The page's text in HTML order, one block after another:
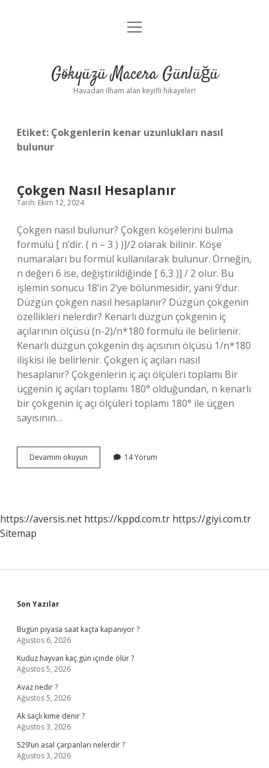
Anasayfa
Yasal Uyarı
menüyü
Gökyüzü Macera Günlüğü
Havadan ilham alan keyifli hikayeler!
Etiket: Çokgenlerin kenar uzunlukları nasıl
bulunur
Çokgen Nasıl Hesaplanır
Tarih: Ekim 12, 2024
Çokgen nasıl bulunur? Çokgen köşelerini bulma
formülü [ n’dir. ( n – 3 ) )]/2 olarak bilinir. Köşe
numaraları bu formül kullanılarak bulunur. Örneğin,
n değeri 6 ise, değiştirildiğinde [ 6,3 )] / 2 olur. Bu
işlemin sonucu 18’in 2’ye bölünmesidir, yani 9’dur.
Düzgün çokgen nasıl hesaplanır? Düzgün çokgenin
özellikleri nelerdir? Kenarlı düzgün çokgenin iç
açılarının ölçüsü (n-2)/n*180 formülü ile belirlenir.
Kenarlı düzgün çokgenin dış açısının ölçüsü 1/n*180
ilişkisi ile belirlenir. Çokgen iç açıları nasıl
hesaplanır? Çokgenlerin iç açı ölçüleri toplamı Bir
üçgenin iç açıları toplamı 180° olduğundan, n kenarlı
bir çokgenin iç açı ölçüleri toplamı 180° ile üçgen
sayısının…
Devamını okuyun
Nasıl
14 Yorum
https://aversis.net https://kppd.com.tr https://giyi.com.tr
Sitemap
Sidebar
Son Yazılar
Bugün piyasa saat kaçta kapanıyor ?
Ağustos 6, 2026
Kuduz hayvan kaç gün içinde ölür ?
Ağustos 5, 2026
Avaz nedir ?
Ağustos 5, 2026
Ak saçlı kime denir ?
Ağustos 3, 2026
529’un asal çarpanları nelerdir ?
Ağustos 3, 2026